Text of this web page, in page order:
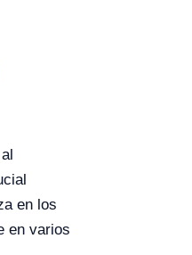
en los
en varios